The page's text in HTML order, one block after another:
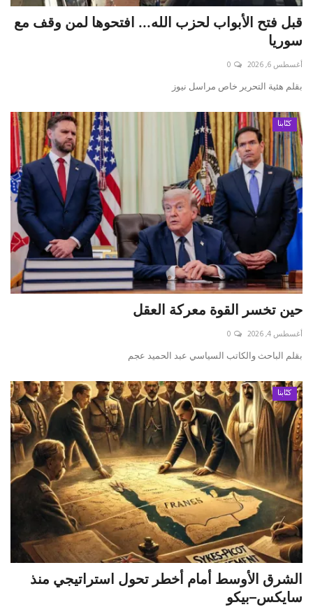
قبل فتح الأبواب لحزب الله... افتحوها لمن وقف مع
سوريا
أغسطس 6, 2026 0
بقلم ه‍ئية التحرير خاص مراسل نيوز
كتّابنا
حين تخسر القوة معركة العقل
أغسطس 4, 2026 0
بقلم الباحث والكاتب السياسي عبد الحميد عجم
كتّابنا
الشرق الأوسط أمام أخطر تحول استراتيجي منذ
سايكس–بيكو